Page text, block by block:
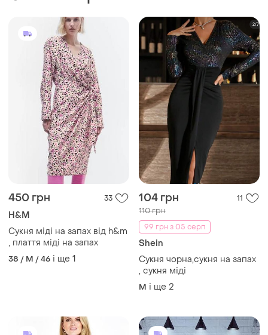
450 грн 33
Сукня міді на запах від h&m
, плаття міді на запах
38 / M / 46 і ще 1
104 грн 11
110 грн
99 грн з 05 серп
Shein
Сукня чорна,сукня на запах
, сукня міді
M і ще